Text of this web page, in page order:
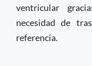
ventricular
necesidad de
referencia.